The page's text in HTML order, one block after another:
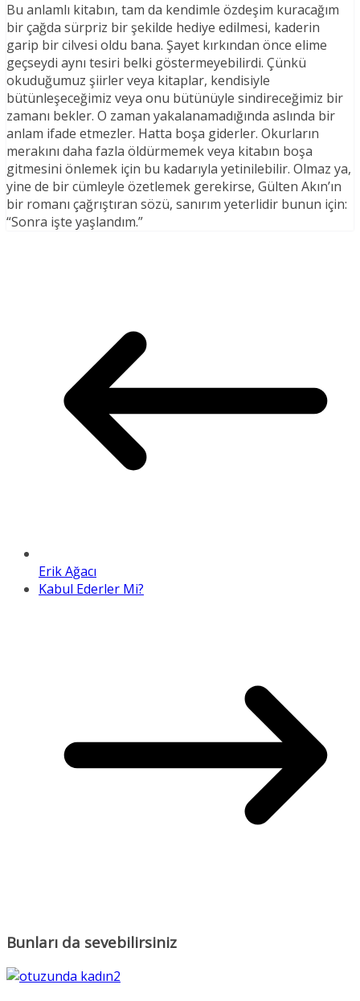
Bu anlamlı kitabın, tam da kendimle özdeşim kuracağım
bir çağda sürpriz bir şekilde hediye edilmesi, kaderin
garip bir cilvesi oldu bana. Şayet kırkından önce elime
geçseydi aynı tesiri belki göstermeyebilirdi. Çünkü
okuduğumuz şiirler veya kitaplar, kendisiyle
bütünleşeceğimiz veya onu bütünüyle sindireceğimiz bir
zamanı bekler. O zaman yakalanamadığında aslında bir
anlam ifade etmezler. Hatta boşa giderler. Okurların
merakını daha fazla öldürmemek veya kitabın boşa
gitmesini önlemek için bu kadarıyla yetinilebilir. Olmaz ya,
yine de bir cümleyle özetlemek gerekirse, Gülten Akın’ın
bir romanı çağrıştıran sözü, sanırım yeterlidir bunun için:
“Sonra işte yaşlandım.”
Erik Ağacı
Kabul Ederler Mi?
Bunları da sevebilirsiniz